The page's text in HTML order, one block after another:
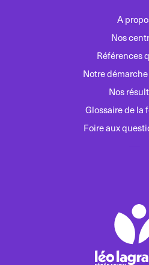
A
Nos
Références
Notre
Nos
Glossaire de la
Foire aux